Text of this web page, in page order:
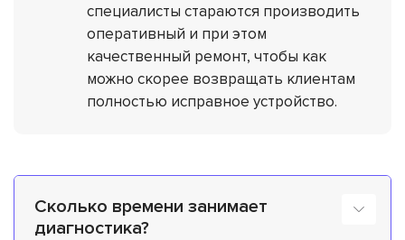
специалисты стараются производить
оперативный и при этом
качественный ремонт, чтобы как
можно скорее возвращать клиентам
полностью исправное устройство.
Сколько времени занимает
диагностика?